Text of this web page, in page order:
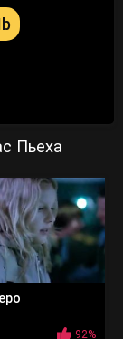
Пьеха
92%